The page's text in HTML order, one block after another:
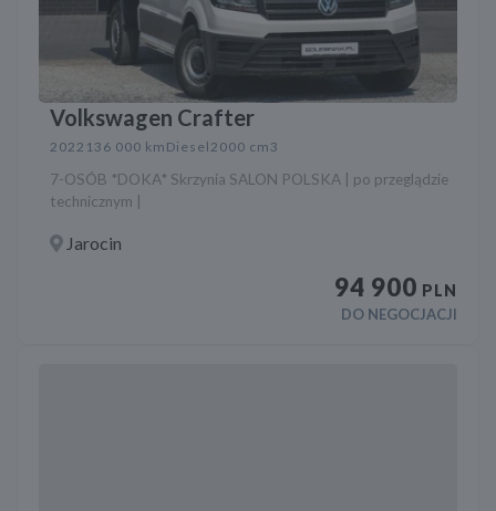
Volkswagen Crafter
2022 136 000 km Diesel2000 cm3
7-OSÓB *DOKA* Skrzynia SALON POLSKA | po przeglądzie
technicznym |
Jarocin
94 900 PLN
DO NEGOCJACJI